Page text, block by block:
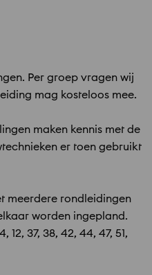
Per groep vragen wij
mag kosteloos mee.
maken kennis met de
er toen gebruikt
meerdere rondleidingen
worden ingepland.
12, 37, 38, 42, 44, 47, 51,